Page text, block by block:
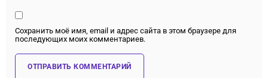
Сохранить моё имя, email и адрес сайта в этом браузере для
последующих моих комментариев.